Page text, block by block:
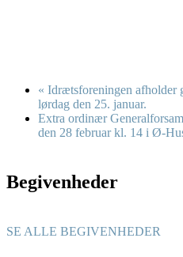
« Idrætsforeningen afholder
lørdag den 25. januar.
Extra ordinær
den 28 februar kl. 14 i Ø-
Begivenheder
SE ALLE BEGIVENHEDER